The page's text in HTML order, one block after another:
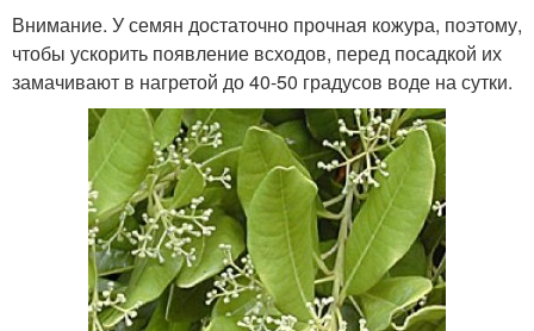
Внимание. У семян достаточно прочная кожура, поэтому,
чтобы ускорить появление всходов, перед посадкой их
замачивают в нагретой до 40-50 градусов воде на сутки.